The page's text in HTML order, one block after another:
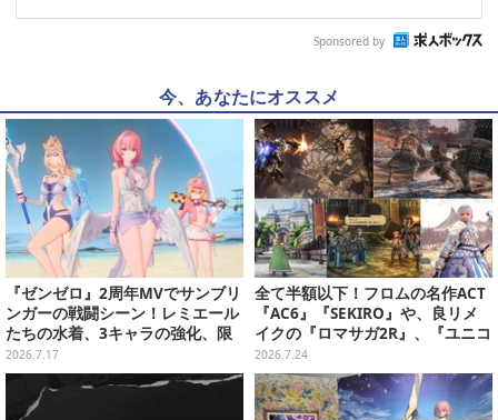
Sponsored by
今、あなたにオススメ
『ゼンゼロ』2周年MVでサンブリ
ンガーの戦闘シーン！レミエール
たちの水着、3キャラの強化、限
定S級配布など盛りだくさん
2026.7.17
全て半額以下！フロムの名作ACT
『AC6』『SEKIRO』や、良リメ
イクの『ロマサガ2R』、『ユニコ
ーンオーバーロード』と『SO6』
もお手頃価格に【PS Storeのお薦
めセール】
2026.7.24